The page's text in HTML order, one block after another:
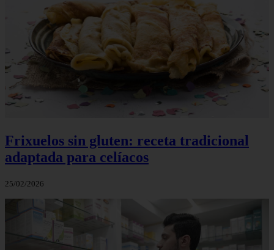
Frixuelos sin gluten: receta tradicional
adaptada para celíacos
25/02/2026